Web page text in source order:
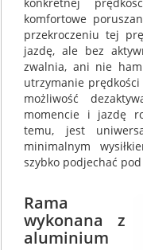
konkretnej
komfortowe
przekroczeniu tej
jazdę, ale bez
zwalnia, ani nie
utrzymanie
możliwość
momencie i jazdę
temu, jest
minimalnym
szybko podjechać
Rama
wykonana z
aluminium